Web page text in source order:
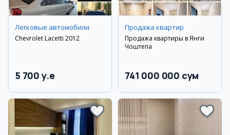
Легковые автомобили
Chevrolet Lacetti 2012
5 700 y.e
Продажа квартир
Продажа квартиры в Янги
Чоштепа
741 000 000 сум